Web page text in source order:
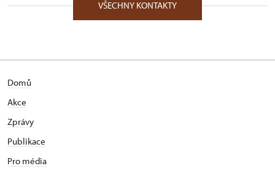
VŠECHNY KONTAKTY
Domů
Akce
Zprávy
Publikace
Pro média